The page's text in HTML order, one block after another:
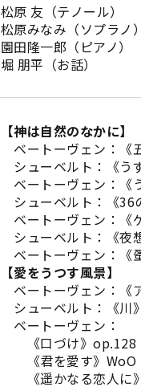
松原 友（テノール）
松原みなみ（ソプラノ）
園田隆一郎（ピアノ）
堀 朋平（お話）
【神は自然のなかに】
ベートーヴェン：《
シューベルト：《う
ベートーヴェン：《
シューベルト：《36
ベートーヴェン：《
シューベルト：《夜
ベートーヴェン：《
【愛をうつす風景】
ベートーヴェン：《
シューベルト：《川
ベートーヴェン：
《口づけ》op.128
《君を愛す》WoO
《遥かなる恋人に